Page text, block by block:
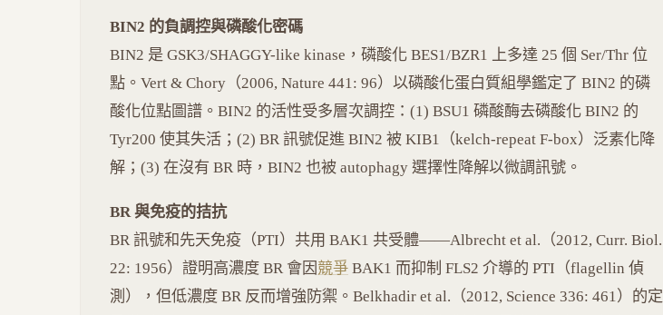
BIN2 的負調控與磷酸化密碼
BIN2 是 GSK3/SHAGGY-like kinase，磷酸化 BES1/BZR1 上多達 25 個 Ser/Thr 位
點。Vert & Chory（2006, Nature 441: 96）以磷酸化蛋白質組學鑑定了 BIN2 的磷
酸化位點圖譜。BIN2 的活性受多層次調控：(1) BSU1 磷酸酶去磷酸化 BIN2 的
Tyr200 使其失活；(2) BR 訊號促進 BIN2 被 KIB1（kelch-repeat F-box）泛素化降
解；(3) 在沒有 BR 時，BIN2 也被 autophagy 選擇性降解以微調訊號。
BR 與免疫的拮抗
BR 訊號和先天免疫（PTI）共用 BAK1 共受體——Albrecht et al.（2012, Curr. Biol.
22: 1956）證明高濃度 BR 會因 競爭 BAK1 而抑制 FLS2 介導的 PTI（flagellin 偵
測），但低濃度 BR 反而增強防禦。Belkhadir et al.（2012, Science 336: 461）的定